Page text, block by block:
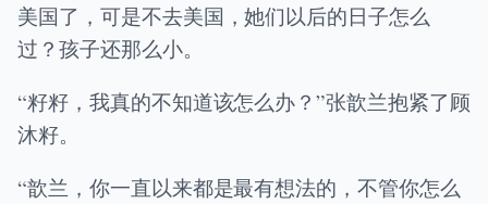
美国了，可是不去美国，她们以后的日子怎么
过？孩子还那么小。
“籽籽，我真的不知道该怎么办？”张歆兰抱紧了顾
沐籽。
“歆兰，你一直以来都是最有想法的，不管你怎么